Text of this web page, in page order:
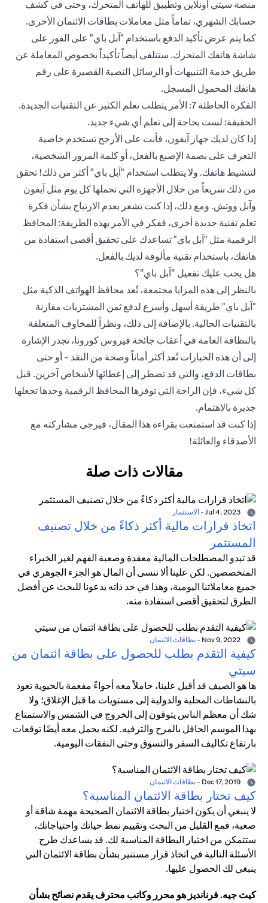
منصة سيتي أونلاين وتطبيق للهاتف المتحرك، وحتى في كشف
حسابك الشهري، تماماً مثل معاملات بطاقات الائتمان الأخرى.
كما يتم عرض تأكيد الدفع باستخدام "آبل باي" على الفور على
شاشة هاتفك المتحرك. ستتلقى أيضاً تأكيداً بخصوص المعاملة عن
طريق خدمة التنبيهات أو الرسائل النصية القصيرة على رقم
هاتفك المحمول المسجل.
الفكرة الخاطئة 7: الأمر يتطلب تعلم الكثير عن التقنيات الجديدة.
الحقيقة: لست بحاجة إلى تعلم أي شيء جديد.
إذا كان لديك جهاز آيفون، فأنت على الأرجح تستخدم خاصية
التعرف على بصمة الإصبع بالفعل، أو كلمة المرور الشخصية،
لتنشيط هاتفك. ولا يتطلب استخدام "آبل باي" أكثر من ذلك! تحقق
من ذلك سريعاً من خلال الأجهزة التي تحملها كل يوم مثل آيفون
وآبل ووتش. ومع ذلك، إذا كنت تشعر بعدم الارتياح بشأن فكرة
تعلم تقنية جديدة أخرى، ففكر في الأمر بهذه الطريقة: المحافظ
الرقمية مثل "آبل باي" تساعدك على تحقيق أقصى استفادة من
هاتفك، باستخدام تقنية مألوفة لديك بالفعل.
هل يجب عليك تفعيل "آبل باي"؟
بالنظر إلى هذه المزايا مجتمعة، تُعد محافظ الهواتف الذكية مثل
"آبل باي" طريقة أسهل وأسرع لدفع ثمن المشتريات مقارنة
بالتقنيات الحالية. بالإضافة إلى ذلك، ونظراً للمخاوف المتعلقة
بالنظافة العامة في أعقاب جائحة فيروس كورونا، تجدر الإشارة
إلى أن هذه الخيارات تُعد أكثر أماناً وصحة من النقد - أو حتى
بطاقات الدفع، والتي قد تضطر إلى إعطائها لأشخاص آخرين. قبل
كل شيء، فإن الراحة التي توفرها المحافظ الرقمية وحدها تجعلها
جديرة بالاهتمام.
إذا كنت قد استمتعت بقراءة هذا المقال، فيرجى مشاركته مع
الأصدقاء والعائلة!
مقالات ذات صلة
- الاستثمار
اتخاذ قرارات مالية أكثر ذكاءً من خلال تصنيف
المستثمر
قد تبدو المصطلحات المالية معقدة وصعبة الفهم لغير الخبراء
المتخصصين. لكن علينا ألا ننسى أن المال هو الجزء الجوهري في
جميع معاملاتنا اليومية، وهذا في حد ذاته يدعونا للبحث عن أفضل
الطرق لتحقيق أقصى استفادة منه.
- بطاقات الائتمان
كيفية التقدم بطلب للحصول على بطاقة ائتمان من
سيتي
ها هو الصيف قد أقبل علينا، حاملاً معه أجواءً مفعمة بالحيوية تعود
بالنشاطات المحلية والدولية إلى مستويات ما قبل الإغلاق؛ ولا
شك أن معظم الناس يتوقون إلى الخروج في الشمس والاستمتاع
بهذا الموسم الحافل بالمرح والترفيه. لكنه يحمل معه أيضًا توقعات
بارتفاع تكاليف السفر والتسوق وحتى النفقات اليومية.
- بطاقات الائتمان
كيف تختار بطاقة الائتمان المناسبة؟
لا ينبغي أن يكون اختيار بطاقة الائتمان الصحيحة مهمة شاقة أو
صعبة، فمع القليل من البحث وتقييم نمط حياتك واحتياجاتك،
ستتمكن من اختيار البطاقة المناسبة لك. قد يساعدك طرح
الأسئلة التالية في اتخاذ قرار مستنير بشأن بطاقة الائتمان التي
ينبغي لك الحصول عليها.
كيث جيه. فرنانديز هو محرر وكاتب محترف يقدم نصائح بشأن